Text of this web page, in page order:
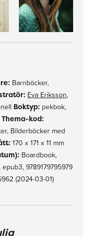
Barnböcker,
Eva Eriksson,
Boktyp: pekbok,
Thema-kod:
Bilderböcker med
170 x 171 x 11 mm
Boardbook,
9789179795979
(2024-03-01)